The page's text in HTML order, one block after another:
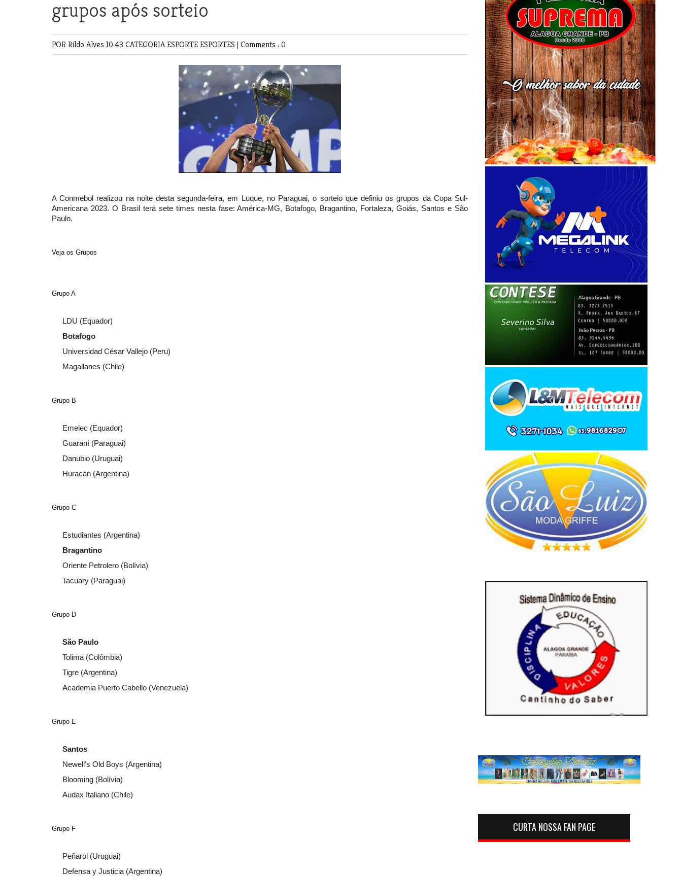
grupos após sorteio
POR Rildo Alves 10:43 CATEGORIAESPORTEESPORTES | Comments : 0
A Conmebol realizou na noite desta segunda-feira, em Luque, no Paraguai, o sorteio que definiu os grupos da Copa Sul-
Americana 2023. O Brasil terá sete times nesta fase: América-MG, Botafogo, Bragantino, Fortaleza, Goiás, Santos e São
Paulo.
Veja os Grupos
Grupo A
LDU (Equador)
Botafogo
Universidad César Vallejo (Peru)
Magallanes (Chile)
Grupo B
Emelec (Equador)
Guaraní (Paraguai)
Danubio (Uruguai)
Huracán (Argentina)
Grupo C
Estudiantes (Argentina)
Bragantino
Oriente Petrolero (Bolívia)
Tacuary (Paraguai)
Grupo D
São Paulo
Tolima (Colômbia)
Tigre (Argentina)
Academia Puerto Cabello (Venezuela)
Grupo E
Santos
Newell’s Old Boys (Argentina)
Blooming (Bolívia)
Audax Italiano (Chile)
Grupo F
Peñarol (Uruguai)
Defensa y Justicia (Argentina)
CURTA NOSSA FAN PAGE